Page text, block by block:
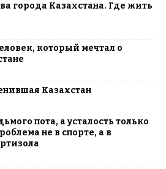
города Казахстана. Где жить
который мечтал о
Казахстан
пота, а усталость только
не в спорте, а в